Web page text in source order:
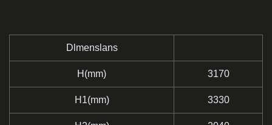
Dlmenslans
H(mm) 3170
H1(mm) 3330